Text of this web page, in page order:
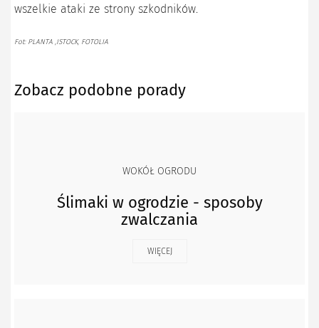
wszelkie ataki ze strony szkodników.
Fot: PLANTA ,ISTOCK, FOTOLIA
Zobacz podobne porady
WOKÓŁ OGRODU
Ślimaki w ogrodzie - sposoby
zwalczania
WIĘCEJ